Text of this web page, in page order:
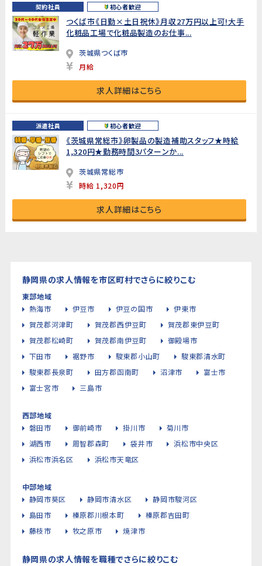
契約社員 初心者歓迎
つくば市《日勤×土日祝休》月収27万円以上可!大手
化粧品工場で化粧品製造のお仕事...
茨城県つくば市
月給
求人詳細はこちら
派遣社員 初心者歓迎
《茨城県常総市》卵製品の製造補助スタッフ★時給
1,320円★勤務時間3パターンか...
茨城県常総市
時給 1,320円
求人詳細はこちら
静岡県の求人情報を市区町村でさらに絞りこむ
東部地域
熱海市
伊豆市 伊豆の国市
伊東市
賀茂郡河津町
賀茂郡西伊豆町
賀茂郡東伊豆町
賀茂郡松崎町
賀茂郡南伊豆町
御殿場市
下田市
裾野市 駿東郡小山町
駿東郡清水町
駿東郡長泉町
田方郡函南町 沼津市
富士市
富士宮市
三島市
西部地域
磐田市
御前崎市 掛川市
菊川市
湖西市
周智郡森町 袋井市
浜松市中央区
浜松市浜名区
浜松市天竜区
中部地域
静岡市葵区
静岡市清水区
静岡市駿河区
島田市
榛原郡川根本町
榛原郡吉田町
藤枝市
牧之原市 焼津市
静岡県の求人情報を職種でさらに絞りこむ